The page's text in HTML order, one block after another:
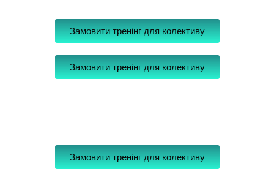
Замовити тренінг для колективу
Замовити тренінг для колективу
Замовити тренінг для колективу